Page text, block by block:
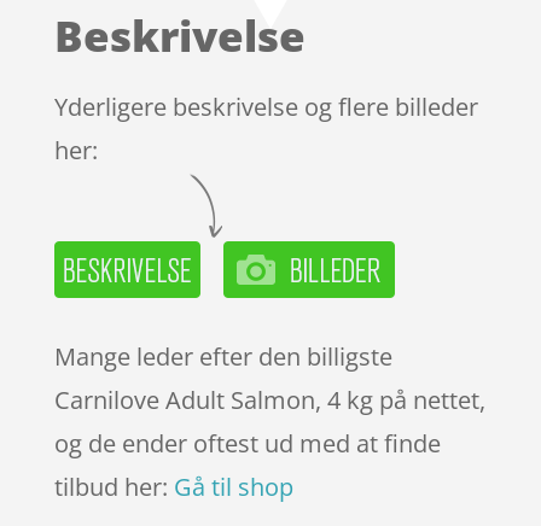
på
ømmels
er
Beskrivelse
Yderligere beskrivelse og flere billeder
her:
Mange leder efter den billigste
Carnilove Adult Salmon, 4 kg på nettet,
og de ender oftest ud med at finde
tilbud her: Gå til shop